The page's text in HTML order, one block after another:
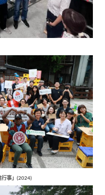
行事」(2024)